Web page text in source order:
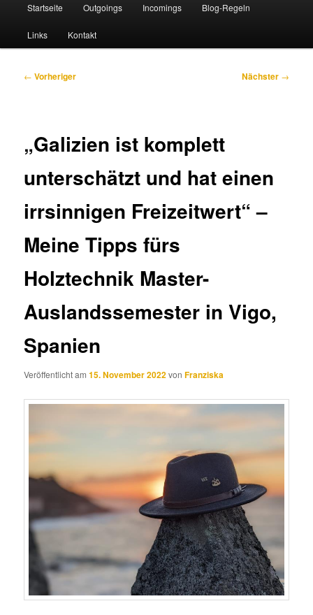
Startseite Outgoings Incomings Blog-Regeln
Links Kontakt
Beitragsnavigation
← Vorheriger Nächster →
„Galizien ist komplett
unterschätzt und hat einen
irrsinnigen Freizeitwert“ –
Meine Tipps fürs
Holztechnik Master-
Auslandssemester in Vigo,
Spanien
Veröffentlicht am15. November 2022vonFranziska